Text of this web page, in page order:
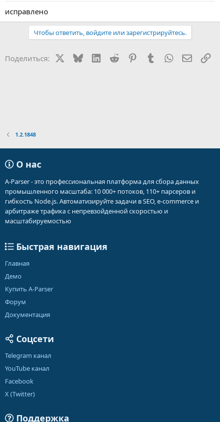
исправлено
Чтобы ответить, войдите или зарегистрируйтесь.
Поделиться: BlueskyLinkedIn
Reddit PinterestTumblr WhatsApp
1.2.1848
О нас
A-Parser - это профессиональная платформа для сбора данных
промышленного масштаба: 10 000+ потоков, 110+ парсеров и
гибкость Node.js. Автоматизируйте задачи в SEO, e-commerce и
арбитраже трафика с непревзойденной скоростью и
масштабируемостью
Быстрая навигация
Главная
Демо
Купить A-Parser
Форум
Документация
Соцсети
Telegram канал
YouTube канал
Facebook
X (Twitter)
Поддержка